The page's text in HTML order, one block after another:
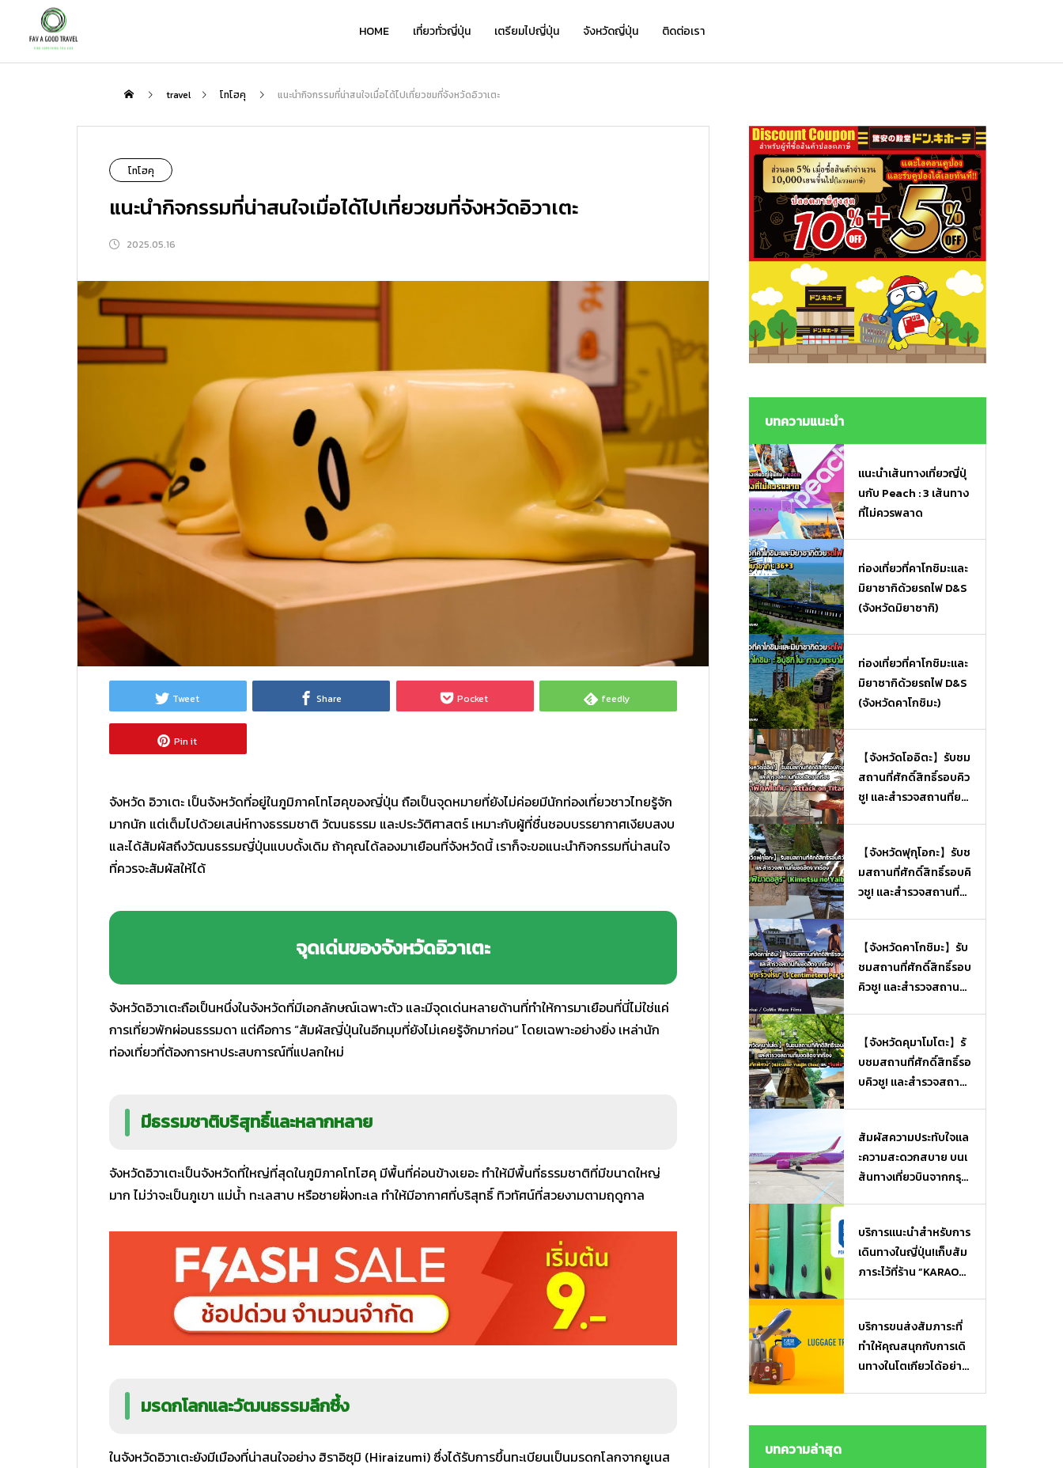
HOME เที่ยวทั่วญี่ปุ่น เตรียมไปญี่ปุ่น จังหวัดญี่ปุ่น ติดต่อเรา
เพลิดเพลินกับชาสไตล์ญี่ปุ่นกับสถานที่ที่เ
ชาแท้ ความสงบ และมื้ออาหารสุดพิเศษที่
NOAN
2026.01.31
Kyo Chirimen จาก Kyoryori Sakurai
— เครื่องเคียงสไตล์เกียวโต รสละมุน กล
“อาหารเกียวโต ซากุราอิ ปลาทูน่าต้มสไต
ล์อาริมะ (Hon Maguro Arima Ni)” — ข
องกินญี่ปุ่นรสละมุน เปิดปุ๊บกินได้ เหมาะทั้
งมื้อเร่งด่วนและของฝาก
2026.01.28
NEW
ตะลุย “โกเรียวคาคุ” ป้อมดาว 5 แฉกแห่ง
ละที่เที่ยวรอบทิศ
2026.08.06
ย้อนเวลาชมเสน่ห์คลาสสิกที่ “โกดังอิฐแ
ดงคาเนโมริ” แนะนำจุดเด่น โรงแรมเด็ด แ
สัมผัสความงดงามระดับโลก ปักหมุดเที่ย
ว “ภูเขาฮาโกดาเตะ” พร้อมที่พักและจุดเช็
กอินห้ามพลาด!
2026.08.03
แนะนำเส้นทางเที่ยวญี่ปุ่นกับ Peach : 3 เ
2026.02.23
Kyo Chirimen จาก Kyoryori Sakurai
— เครื่องเคียงสไตล์เกียวโต รสละมุน กล
“อาหารเกียวโต ซากุราอิ ปลาทูน่าต้มสไต
ล์อาริมะ (Hon Maguro Arima Ni)” — ข
องกินญี่ปุ่นรสละมุน เปิดปุ๊บกินได้ เหมาะทั้
งมื้อเร่งด่วนและของฝาก
2026.01.28
travel โทโฮคุ แนะนำกิจกรรมที่น่าสนใจเมื่อได้ไปเที่ยวชมที่จังหวัดอิวาเตะ
โทโฮคุ
แนะนำกิจกรรมที่น่าสนใจเมื่อได้ไปเที่ยวชมที่จังหวัดอิวาเตะ
2025.05.16
Tweet Share Pocket feedly
Pin it
จังหวัด อิวาเตะ เป็นจังหวัดที่อยู่ในภูมิภาคโทโฮคุของญี่ปุ่น ถือเป็นจุดหมายที่ยังไม่ค่อยมีนักท่องเที่ยวชาวไทยรู้จัก
มากนัก แต่เต็มไปด้วยเสน่ห์ทางธรรมชาติ วัฒนธรรม และประวัติศาสตร์ เหมาะกับผู้ที่ชื่นชอบบรรยากาศเงียบสงบ
และได้สัมผัสถึงวัฒนธรรมญี่ปุ่นแบบดั้งเดิม ถ้าคุณได้ลองมาเยือนที่จังหวัดนี้ เราก็จะขอแนะนำกิจกรรมที่น่าสนใจ
ที่ควรจะสัมผัสให้ได้
จุดเด่นของจังหวัดอิวาเตะ
จังหวัดอิวาเตะถือเป็นหนึ่งในจังหวัดที่มีเอกลักษณ์เฉพาะตัว และมีจุดเด่นหลายด้านที่ทำให้การมาเยือนที่นี่ไม่ใช่แค่
การเที่ยวพักผ่อนธรรมดา แต่คือการ “สัมผัสญี่ปุ่นในอีกมุมที่ยังไม่เคยรู้จักมาก่อน” โดยเฉพาะอย่างยิ่ง เหล่านัก
ท่องเที่ยวที่ต้องการหาประสบการณ์ที่แปลกใหม่
มีธรรมชาติบริสุทธิ์และหลากหลาย
จังหวัดอิวาเตะเป็นจังหวัดที่ใหญ่ที่สุดในภูมิภาคโทโฮคุ มีพื้นที่ค่อนข้างเยอะ ทำให้มีพื้นที่ธรรมชาติที่มีขนาดใหญ่
มาก ไม่ว่าจะเป็นภูเขา แม่น้ำ ทะเลสาบ หรือชายฝั่งทะเล ทำให้มีอากาศที่บริสุทธิ์ ทิวทัศน์ที่สวยงามตามฤดูกาล
มรดกโลกและวัฒนธรรมลึกซึ้ง
ในจังหวัดอิวาเตะยังมีเมืองที่น่าสนใจอย่าง ฮิราอิซุมิ (Hiraizumi) ซึ่งได้รับการขึ้นทะเบียนเป็นมรดกโลกจากยูเนส
บทความแนะนำ
แนะนำเส้นทางเที่ยวญี่ปุ่
นกับ Peach : 3 เส้นทาง
ที่ไม่ควรพลาด
ท่องเที่ยวที่คาโกชิมะและ
มิยาซากิด้วยรถไฟ D&S
(จังหวัดมิยาซากิ)
ท่องเที่ยวที่คาโกชิมะและ
มิยาซากิด้วยรถไฟ D&S
(จังหวัดคาโกชิมะ)
【จังหวัดโออิตะ】รับชม
สถานที่ศักดิ์สิทธิ์รอบคิว
ชู! และสำรวจสถานที่ยอ
n)【จังหวัดฟุกุโอกะ】รับช
มสถานที่ศักดิ์สิทธิ์รอบคิ
วชู! และสำรวจสถานที่ย
Yaiba)
【จังหวัดคาโกชิมะ】รับ
ชมสถานที่ศักดิ์สิทธิ์รอบ
คิวชู! และสำรวจสถานที่
meters Per Second)
【จังหวัดคุมาโมโตะ】รั
บชมสถานที่ศักดิ์สิทธิ์รอ
บคิวชู! และสำรวจสถาน
atsume Yuujin Chou)
และ “วันพีซ” (One Piec
e)
สัมผัสความประทับใจแล
ะความสะดวกสบาย บนเ
ส้นทางเที่ยวบินจากกรุงเ
บริการแนะนำสำหรับการ
เดินทางในญี่ปุ่น!เก็บสัม
ภาระไว้ที่ร้าน ”KARAOK
ต้องหิ้วของ♪ บริการฝา
กสัมภาระ Luggage Sto
rage
บริการขนส่งสัมภาระที่
ทำให้คุณสนุกกับการเดิ
นทางในโตเกียวได้อย่างเ
ไม่ต้องถือของ ! Lugga
บทความล่าสุด